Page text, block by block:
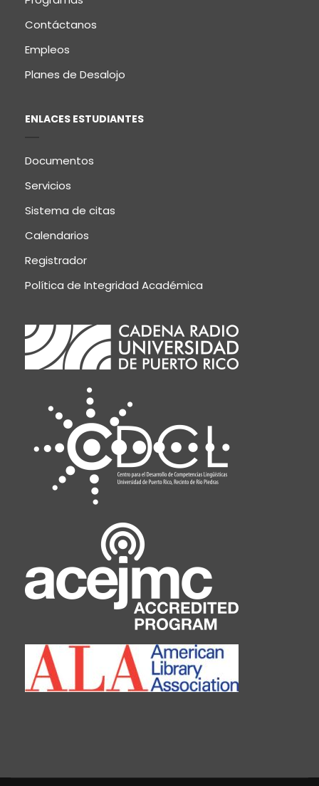
Contáctanos
Empleos
Planes de Desalojo
ENLACES ESTUDIANTES
Documentos
Servicios
Sistema de citas
Calendarios
Registrador
Política de Integridad Académica